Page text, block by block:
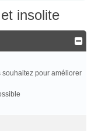
insolite
pour améliorer